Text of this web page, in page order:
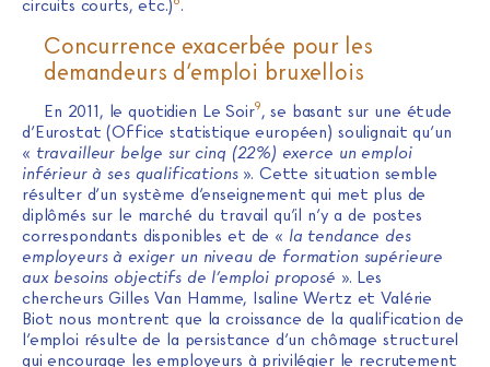
circuits courts, etc.) .
Concurrence exacerbée pour les
demandeurs d’emploi bruxellois
En 2011, le quotidien Le Soir9, se basant sur une étude
d’Eurostat (Office statistique européen) soulignait qu’un
« travailleur belge sur cinq (22%) exerce un emploi
inférieur à ses qualifications». Cette situation semble
résulter d’un système d’enseignement qui met plus de
diplômés sur le marché du travail qu’il n’y a de postes
correspondants disponibles et de « la tendance des
employeurs à exiger un niveau de formation supérieure
aux besoins objectifs de l’emploi proposé ». Les
chercheurs Gilles Van Hamme, Isaline Wertz et Valérie
Biot nous montrent que la croissance de la qualification de
l’emploi résulte de la persistance d’un chômage structurel
qui encourage les employeurs à privilégier le recrutement